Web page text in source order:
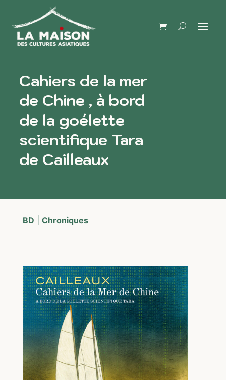
Cahiers de la mer
de Chine , à bord
de la goélette
scientifique Tara
de Cailleaux
BD Chroniques